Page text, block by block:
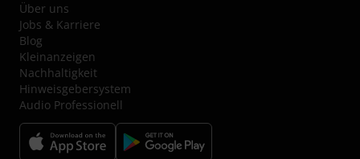
Über uns
Jobs & Karriere
Blog
Kleinanzeigen
Nachhaltigkeit
Hinweisgebersystem
Audio Professionell